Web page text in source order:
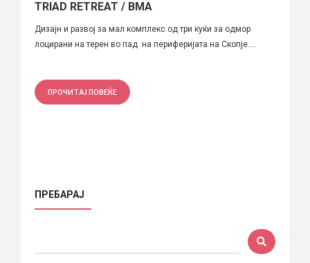
TRIAD RETREAT / BMA
Дизајн и развој за мал комплекс од три куќи за одмор
лоцирани на терен во пад на периферијата на Скопје....
ПРОЧИТАЈ ПОВЕЌЕ
ПРЕБАРАЈ